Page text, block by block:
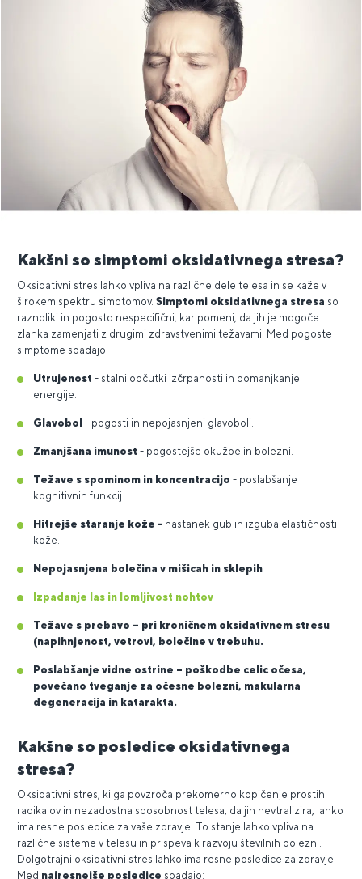
Kakšni so simptomi oksidativnega stresa?
Oksidativni stres lahko vpliva na različne dele telesa in se kaže v
širokem spektru simptomov. Simptomi oksidativnega stresa so
raznoliki in pogosto nespecifični, kar pomeni, da jih je mogoče
zlahka zamenjati z drugimi zdravstvenimi težavami. Med pogoste
simptome spadajo:
Utrujenost - stalni občutki izčrpanosti in pomanjkanje
energije.
Glavobol - pogosti in nepojasnjeni glavoboli.
Zmanjšana imunost - pogostejše okužbe in bolezni.
Težave s spominom in koncentracijo - poslabšanje
kognitivnih funkcij.
Hitrejše staranje kože - nastanek gub in izguba elastičnosti
kože.
Nepojasnjena bolečina v mišicah in sklepih
Izpadanje las in lomljivost nohtov
Težave s prebavo – pri kroničnem oksidativnem stresu
(napihnjenost, vetrovi, bolečine v trebuhu.
Poslabšanje vidne ostrine – poškodbe celic očesa,
povečano tveganje za očesne bolezni, makularna
degeneracija in katarakta.
Kakšne so posledice oksidativnega
stresa?
Oksidativni stres, ki ga povzroča prekomerno kopičenje prostih
radikalov in nezadostna sposobnost telesa, da jih nevtralizira, lahko
ima resne posledice za vaše zdravje. To stanje lahko vpliva na
različne sisteme v telesu in prispeva k razvoju številnih bolezni.
Dolgotrajni oksidativni stres lahko ima resne posledice za zdravje.
Med najresnejše posledice spadajo: